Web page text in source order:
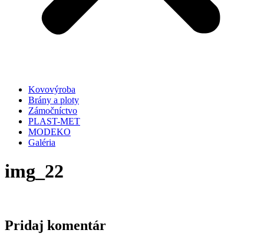
Kovovýroba
Brány a ploty
Zámočníctvo
PLAST-MET
MODEKO
Galéria
img_22
Pridaj komentár